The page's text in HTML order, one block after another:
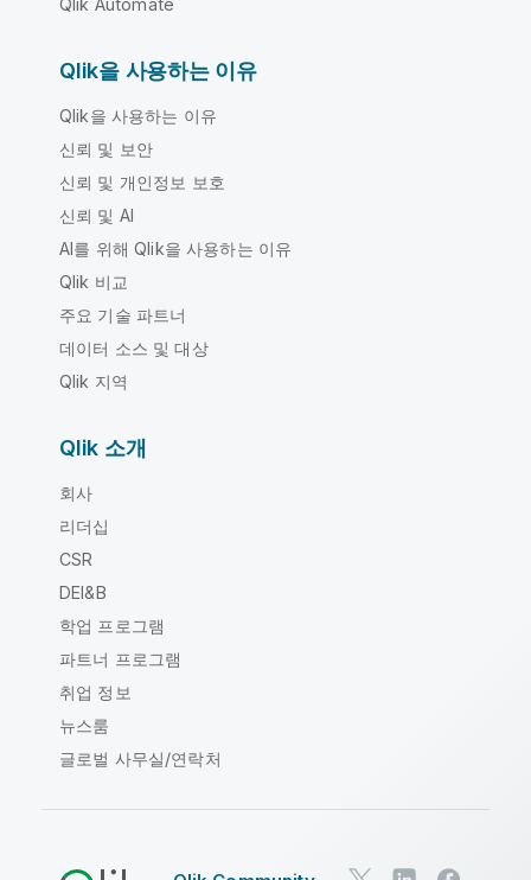
Qlik Automate
Qlik을 사용하는 이유
Qlik을 사용하는 이유
신뢰 및 보안
신뢰 및 개인정보 보호
신뢰 및 AI
AI를 위해 Qlik을 사용하는 이유
Qlik 비교
주요 기술 파트너
데이터 소스 및 대상
Qlik 지역
Qlik 소개
회사
리더십
CSR
DEI&B
학업 프로그램
파트너 프로그램
취업 정보
뉴스룸
글로벌 사무실/연락처